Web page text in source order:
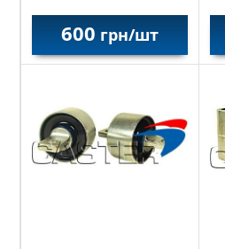
600 грн/шт